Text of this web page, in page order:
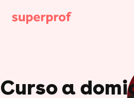
Curso a